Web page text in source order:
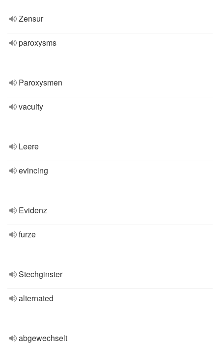
Zensur
paroxysms
Paroxysmen
vacuity
Leere
evincing
Evidenz
furze
Stechginster
alternated
abgewechselt